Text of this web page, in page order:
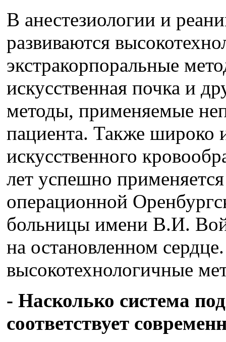
В анестезиологии и
развиваются
экстракорпоральные
искусственная почка и
методы, применяемые
пациента. Также широко
искусственного
лет успешно
операционной
больницы имени В.И.
на остановленном
высокотехнологичные
- Насколько система
соответствует